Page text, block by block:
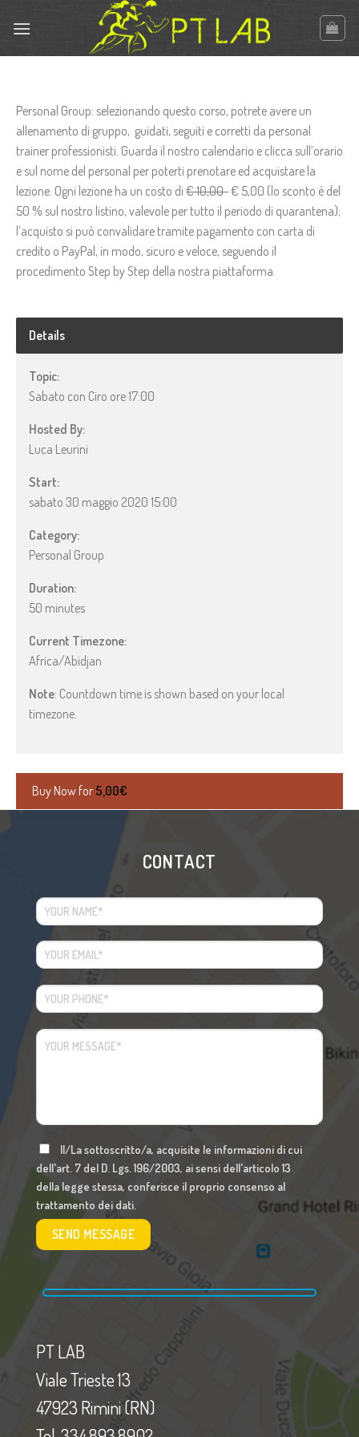
Personal Group: selezionando questo corso, potrete avere un
allenamento di gruppo, guidati, seguiti e corretti da personal
trainer professionisti. Guarda il nostro calendario e clicca sull’orario
e sul nome del personal per poterti prenotare ed acquistare la
lezione. Ogni lezione ha un costo di € 10,00€ 5,00 (lo sconto è del
50 % sul nostro listino, valevole per tutto il periodo di quarantena);
l’acquisto si può convalidare tramite pagamento con carta di
credito o PayPal, in modo, sicuro e veloce, seguendo il
procedimento Step by Step della nostra piattaforma.
Details
Topic:
Sabato con Ciro ore 17:00
Hosted By:
Luca Leurini
Start:
sabato 30 maggio 2020 15:00
Category:
Personal Group
Duration:
50 minutes
Current Timezone:
Africa/Abidjan
Note: Countdown time is shown based on your local
timezone.
Buy Now for 5,00€
CONTACT
Il/La sottoscritto/a, acquisite le informazioni di cui
dell'art. 7 del D. Lgs. 196/2003, ai sensi dell'articolo 13
della legge stessa, conferisce il proprio consenso al
trattamento dei dati.
PT LAB
Viale Trieste 13
47923 Rimini (RN)